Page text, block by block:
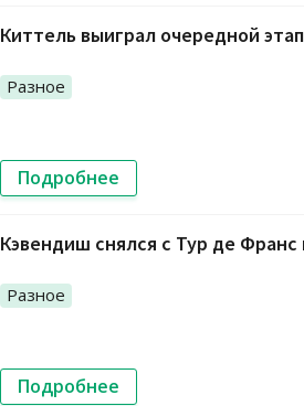
Киттель выиграл очередной
Разное
Подробнее
Кэвендиш снялся с Тур де
Разное
Подробнее